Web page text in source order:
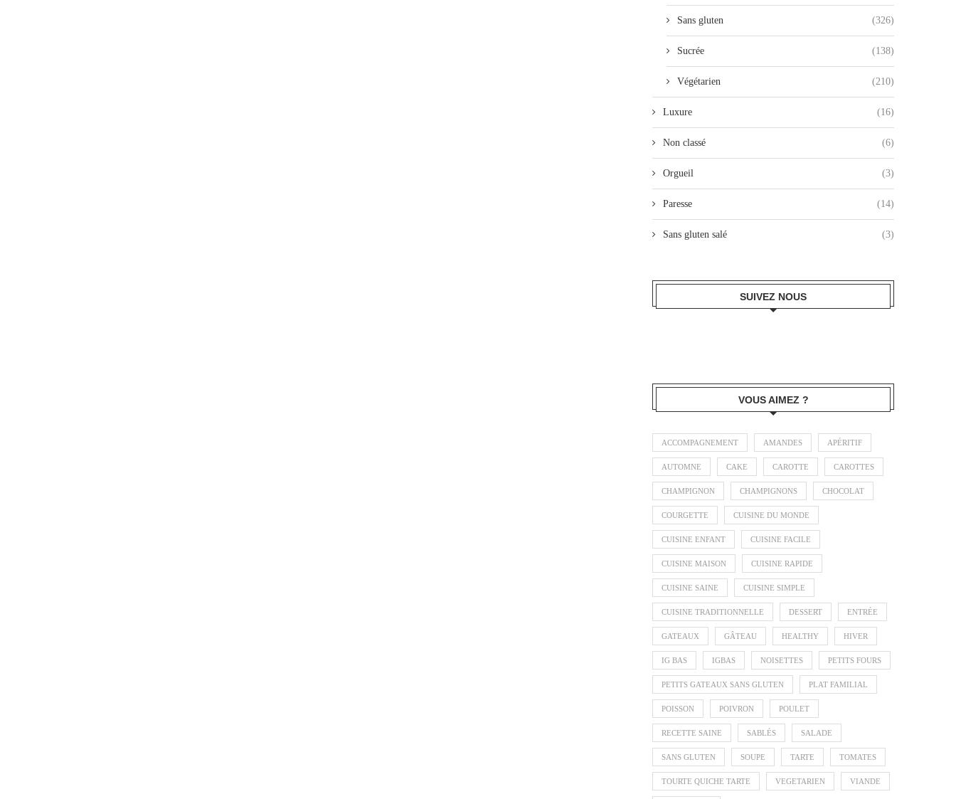
Sans gluten (326)
Sucrée (138)
Végétarien (210)
Luxure (16)
Non classé (6)
Orgueil (3)
Paresse (14)
Sans gluten salé (3)
SUIVEZ NOUS
VOUS AIMEZ ?
ACCOMPAGNEMENT AMANDES APÉRITIF
AUTOMNE CAKE CAROTTE CAROTTES
CHAMPIGNON CHAMPIGNONS CHOCOLAT
COURGETTE CUISINE DU MONDE
CUISINE ENFANT CUISINE FACILE
CUISINE MAISON CUISINE RAPIDE
CUISINE SAINE CUISINE SIMPLE
CUISINE TRADITIONNELLE DESSERT ENTRÉE
GATEAUX GÂTEAU HEALTHY HIVER
IG BAS IGBAS NOISETTES PETITS FOURS
PETITS GATEAUX SANS GLUTEN PLAT FAMILIAL
POISSON POIVRON POULET
RECETTE SAINE SABLÉS SALADE
SANS GLUTEN SOUPE TARTE TOMATES
TOURTE QUICHE TARTE VEGETARIEN VIANDE